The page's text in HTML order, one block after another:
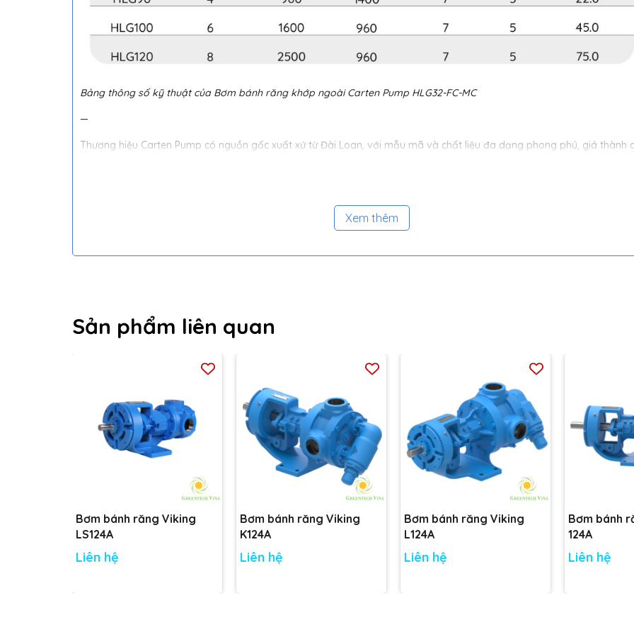
Bảng thông số kỹ thuật của Bơm bánh răng khớp ngoài Carten Pump HLG32-FC-MC
—
Thương hiệu Carten Pump có nguồn gốc xuất xứ từ Đài Loan, với mẫu mã và chất liệu đa dạng phong phú, giá thành
Đội ngũ kỹ sư chuyên nghiệp, sẵn sàng tư vấn và giải đáp các thắc mắc của khách hàng
Chính sách bảo hành – bảo trì – sửa chữa nhanh chóng
Xem thêm
Sản phẩm liên quan
Bơm bánh răng Viking
LS124A
Liên hệ
Bơm bánh răng Viking
K124A
Liên hệ
Bơm bánh răng Viking
L124A
Liên hệ
Bơm bánh
124A
Liên hệ